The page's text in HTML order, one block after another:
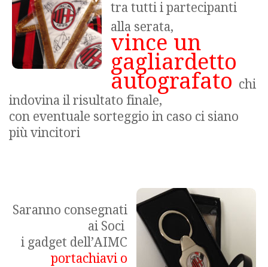
tra tutti i partecipanti
alla serata,
vince un
gagliardetto
autografato chi
indovina il risultato finale,
con eventuale sorteggio in caso ci siano
più vincitori
Saranno consegnati
ai Soci
i gadget dell’AIMC
portachiavi o